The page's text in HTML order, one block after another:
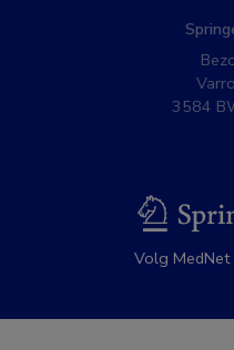
3584
Volg MedNet